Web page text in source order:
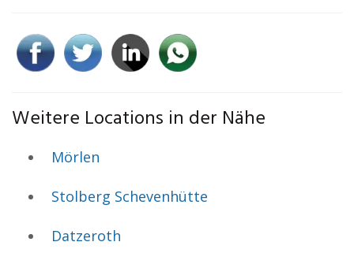
Weitere Locations in der Nähe
Mörlen
Stolberg Schevenhütte
Datzeroth